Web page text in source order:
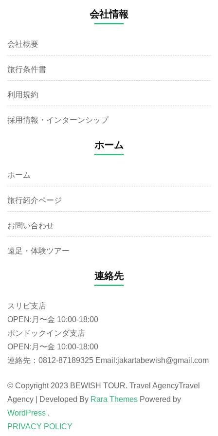
会社情報
会社概要
旅行条件書
利用規約
採用情報・インターンシップ
ホーム
ホーム
旅行紹介ページ
お問い合わせ
遠足・体験ツアー
連絡先
スリピ支店
OPEN:月〜金 10:00-18:00
ポンドックインダ支店
OPEN:月〜金 10:00-18:00
連絡先：0812-87189325 Email:jakartabewish@gmail.com
© Copyright 2023 BEWISH TOUR. Travel AgencyTravel
Agency | Developed By Rara Themes Powered by
WordPress .
PRIVACY POLICY